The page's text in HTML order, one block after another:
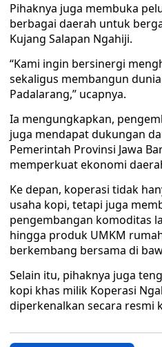
Pihaknya juga membuka
berbagai daerah untuk
Kujang Salapan Ngahiji.
“Kami ingin bersinergi
sekaligus membangun
Padalarang,” ucapnya.
Ia mengungkapkan,
juga mendapat dukungan
Pemerintah Provinsi Jawa
memperkuat ekonomi
Ke depan, koperasi tidak
usaha kopi, tetapi juga
pengembangan komoditas
hingga produk UMKM
berkembang bersama di
Selain itu, pihaknya juga
kopi khas milik Koperasi
diperkenalkan secara resmi